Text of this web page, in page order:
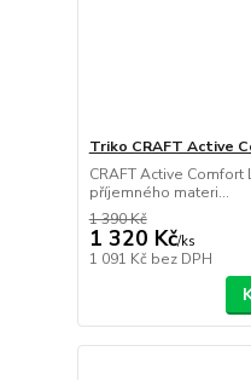
Triko CRAFT Active
CRAFT Active Comfort
příjemného materi...
1 390 Kč
1 320 Kč/ks
1 091 Kč bez DPH